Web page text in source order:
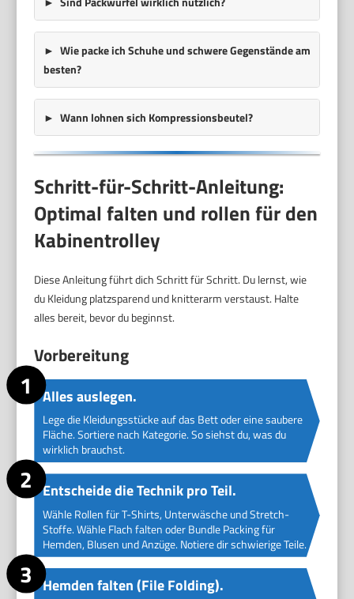
Wie packe ich Schuhe und schwere Gegenstände am
besten?
Wann lohnen sich Kompressionsbeutel?
Schritt-für-Schritt-Anleitung:
Optimal falten und rollen für den
Kabinentrolley
Diese Anleitung führt dich Schritt für Schritt. Du lernst, wie
du Kleidung platzsparend und knitterarm verstaust. Halte
alles bereit, bevor du beginnst.
Vorbereitung
Alles auslegen.
Lege die Kleidungsstücke auf das Bett oder eine saubere
Fläche. Sortiere nach Kategorie. So siehst du, was du
wirklich brauchst.
Entscheide die Technik pro Teil.
Wähle Rollen für T-Shirts, Unterwäsche und Stretch-
Stoffe. Wähle Flach falten oder Bundle Packing für
Hemden, Blusen und Anzüge. Notiere dir schwierige Teile.
Hemden falten (File Folding).